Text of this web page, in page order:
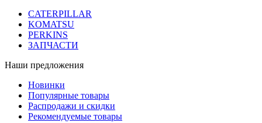
CATERPILLAR
KOMATSU
PERKINS
ЗАПЧАСТИ
Наши предложения
Новинки
Популярные товары
Распродажи и скидки
Рекомендуемые товары